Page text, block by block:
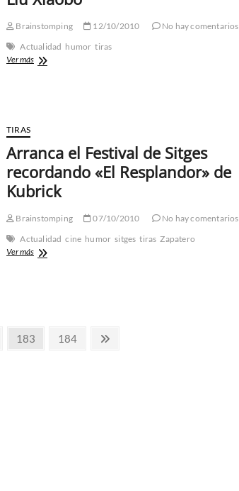
Brainstomping 12/10/2010
No hay comentarios
Actualidad humor tiras
Ver másChávez
entrega
del
Nobel
al
disidente
Xiaobo
TIRAS
Arranca el Festival de Sitges
recordando «El Resplandor» de
Kubrick
Brainstomping 07/10/2010
No hay comentarios
Actualidad cine humor sitges tiras Zapatero
Ver másArranca
Resplandor»
Página
183 Página
184
Página